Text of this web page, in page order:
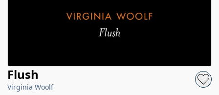
Flush
Virginia Woolf